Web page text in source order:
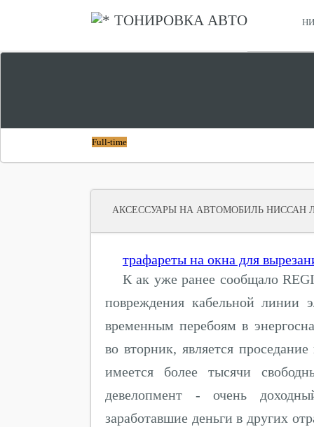
ТОНИРОВКА АВТО
Full-time
АКСЕССУАРЫ НА АВТОМОБИЛЬ НИССАН
трафареты на окна для
К ак уже ранее сообщало
повреждения кабельной линии
временным перебоям в
во вторник, является
имеется более тысячи
девелопмент - очень
заработавшие деньги в других